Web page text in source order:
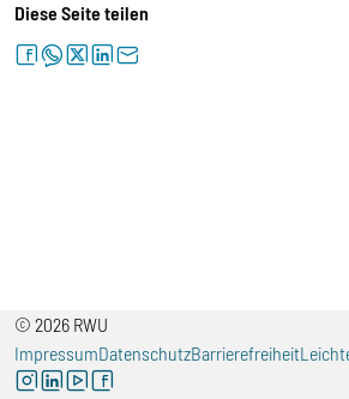
Diese Seite teilen
facebookwhatsapptwitterlinkedinletter
© 2026 RWU
ImpressumDatenschutzBarrierefreiheit
instagramlinkedinyoutubefacebook